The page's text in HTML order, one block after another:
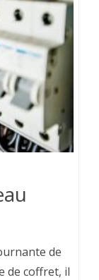
de
de coffret, il